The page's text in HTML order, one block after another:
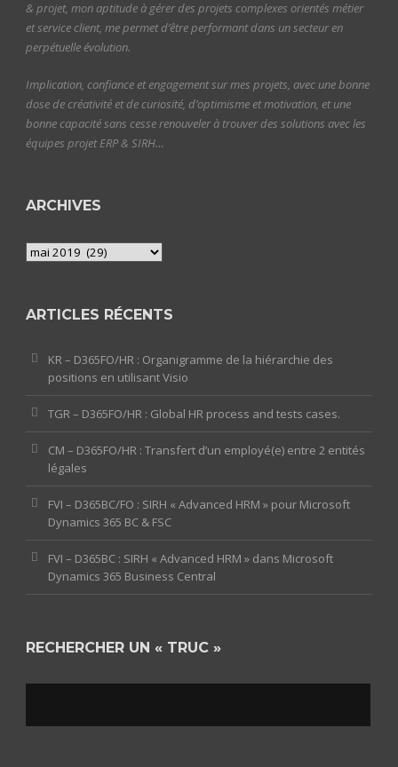
& projet, mon aptitude à gérer des projets complexes orientés métier
et service client, me permet d’être performant dans un secteur en
perpétuelle évolution.
Implication, confiance et engagement sur mes projets, avec une bonne
dose de créativité et de curiosité, d’optimisme et motivation, et une
bonne capacité sans cesse renouveler à trouver des solutions avec les
équipes projet ERP & SIRH…
ARCHIVES
Archives
ARTICLES RÉCENTS
KR – D365FO/HR : Organigramme de la hiérarchie des
positions en utilisant Visio
TGR – D365FO/HR : Global HR process and tests cases.
CM – D365FO/HR : Transfert d’un employé(e) entre 2 entités
légales
FVI – D365BC/FO : SIRH « Advanced HRM » pour Microsoft
Dynamics 365 BC & FSC
FVI – D365BC : SIRH « Advanced HRM » dans Microsoft
Dynamics 365 Business Central
RECHERCHER UN « TRUC »